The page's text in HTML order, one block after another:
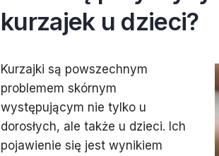
kurzajek u dzieci?
Kurzajki są powszechnym
problemem skórnym
występującym nie tylko u
dorosłych, ale także u dzieci. Ich
pojawienie się jest wynikiem